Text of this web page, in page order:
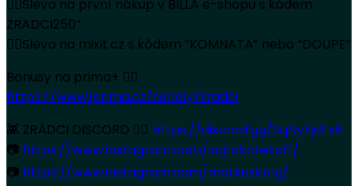
👉🏻Sleva na první nákup v BILLA e-shopu s kódem
ZRADCI250”
👉🏻Sleva na mixit.cz s kódem “KOMNATA” nebo “DOUPE”
Bonusy na prima+ 👉🏻
https://www.iprima.cz/serialy/zradci
👾 ZRÁDCI DISCORD 👉🏻 https://discord.gg/SqNyYjdFx6
📷 https://www.instagram.com/vojtakotekoff/
📷 https://www.instagram.com/markuskrug/